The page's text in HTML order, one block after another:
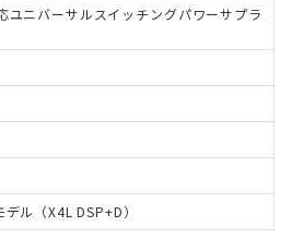
ニバーサルスイッチングパワーサプラ
ル（X4L DSP+D）